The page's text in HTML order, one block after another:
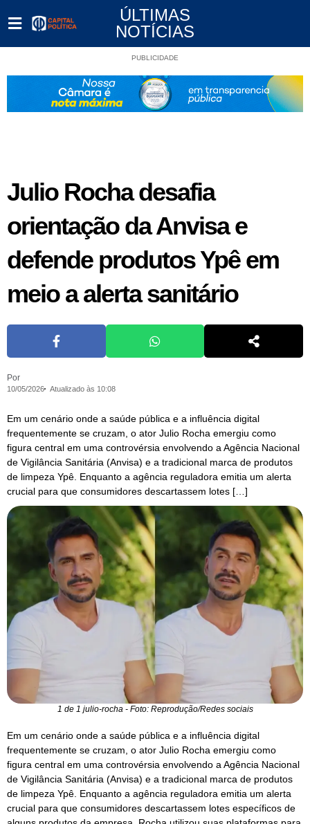
ÚLTIMAS
NOTÍCIAS
PUBLICIDADE
Julio Rocha desafia
orientação da Anvisa e
defende produtos Ypê em
meio a alerta sanitário
Por
10/05/2026 Atualizado às 10:08
Em um cenário onde a saúde pública e a influência digital
frequentemente se cruzam, o ator Julio Rocha emergiu como
figura central em uma controvérsia envolvendo a Agência Nacional
de Vigilância Sanitária (Anvisa) e a tradicional marca de produtos
de limpeza Ypê. Enquanto a agência reguladora emitia um alerta
crucial para que consumidores descartassem lotes […]
1 de 1 julio-rocha - Foto: Reprodução/Redes sociais
Em um cenário onde a saúde pública e a influência digital
frequentemente se cruzam, o ator Julio Rocha emergiu como
figura central em uma controvérsia envolvendo a Agência Nacional
de Vigilância Sanitária (Anvisa) e a tradicional marca de produtos
de limpeza Ypê. Enquanto a agência reguladora emitia um alerta
crucial para que consumidores descartassem lotes específicos de